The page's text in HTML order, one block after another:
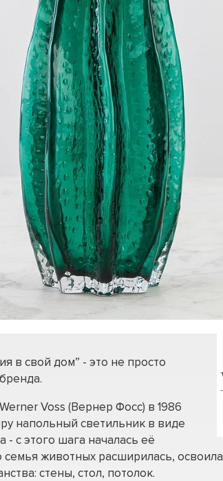
в свой дом” - это не просто
Voss (Вернер Фосс) в 1986
напольный светильник в виде
- с этого шага началась её
семья животных расширилась,
стены, стол, потолок.